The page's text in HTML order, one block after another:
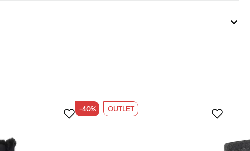
kestävän kehityksen suodattimessamme merkinnän
-40% OUTLET